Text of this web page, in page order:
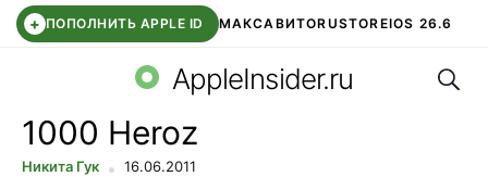
+ ПОПОЛНИТЬ APPLE ID МАКСАВИТОRUSTOREIOS 26.6
СБЕР КИДС ВТБ ОНЛАЙН ЧАТ В ROBLOX
AppleInsider.ru
1000 Heroz
Никита Гук 16.06.2011